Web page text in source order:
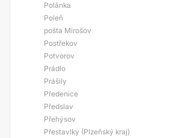
Polánka
Poleň
pošta Mirošov
Postřekov
Potvorov
Prádlo
Prášily
Předenice
Předslav
Přehýsov
Přestavlky (Plzeňský kraj)